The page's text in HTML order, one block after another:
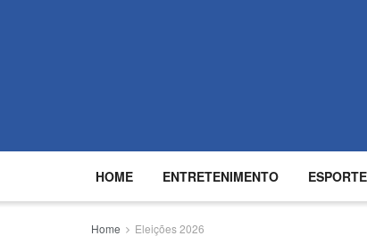
HOME ENTRETENIMENTO
Home Eleições 2026